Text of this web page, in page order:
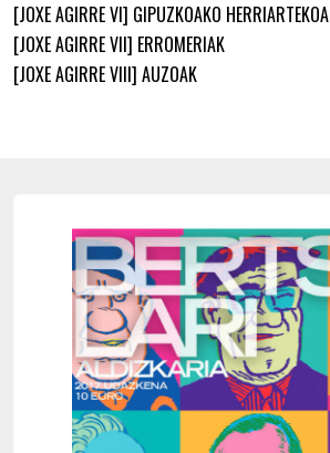
[JOXE AGIRRE VI] GIPUZKOAKO HERRIARTEKOA
[JOXE AGIRRE VII] ERROMERIAK
[JOXE AGIRRE VIII] AUZOAK